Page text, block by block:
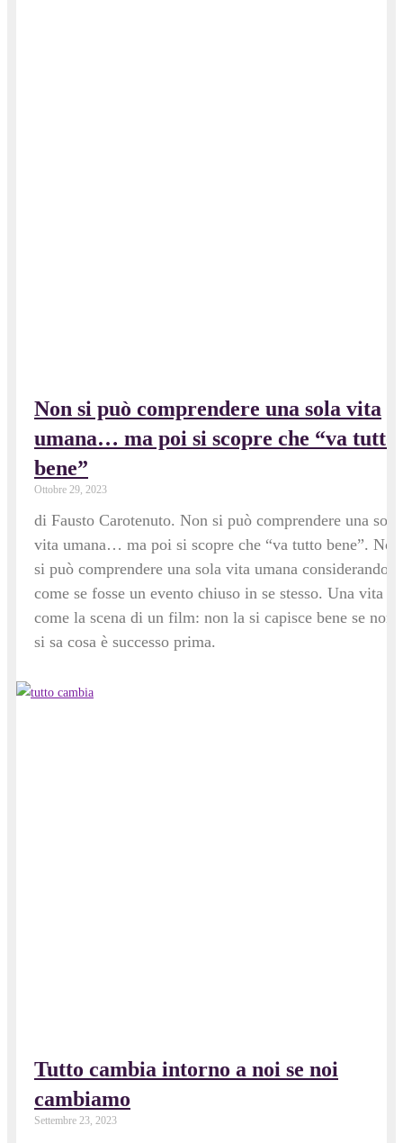
Non si può comprendere una sola vita
umana… ma poi si scopre che “va tutto
bene”
Ottobre 29, 2023
di Fausto Carotenuto. Non si può comprendere una sola
vita umana… ma poi si scopre che “va tutto bene”. Non
si può comprendere una sola vita umana considerandola
come se fosse un evento chiuso in se stesso. Una vita è
come la scena di un film: non la si capisce bene se non
si sa cosa è successo prima.
Tutto cambia intorno a noi se noi
cambiamo
Settembre 23, 2023